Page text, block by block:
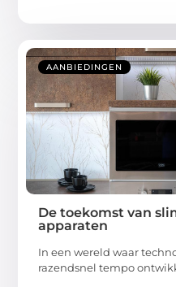
AANBIEDINGEN
De toekomst van
apparaten
In een wereld waar
razendsnel tempo